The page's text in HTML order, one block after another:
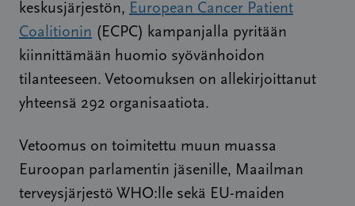
keskusjärjestön, European Cancer Patient
Coalitionin (ECPC) kampanjalla pyritään
kiinnittämään huomio syövänhoidon
tilanteeseen. Vetoomuksen on allekirjoittanut
yhteensä 292 organisaatiota.
Vetoomus on toimitettu muun muassa
Euroopan parlamentin jäsenille, Maailman
terveysjärjestö WHO:lle sekä EU-maiden